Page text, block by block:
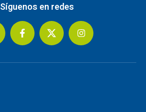
Síguenos en redes